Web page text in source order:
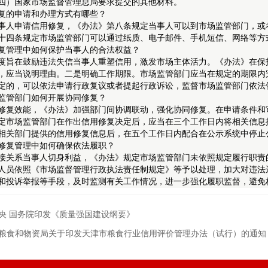
）国家市场监督管理总局要求提交的其他材料。
的申请和办理方式有哪些？
请信用修复，《办法》第八条规定当事人可以到市场监管部门，或
四条规定市场监管部门可以通过纸质、电子邮件、手机短信、网络等
管理中如何保护当事人的合法权益？
鼓励违法失信当事人重塑信用，激发市场主体活力。《办法》在保
应当说明理由。二是明确工作期限。市场监管部门应当在规定的期限
的，可以依法申请行政复议或者提起行政诉讼，监督市场监管部门依
管部门如何开展协同修复？
能，《办法》加强部门间协调联动，强化协同修复。在申请条件和
市场监管部门在作出信用修复决定后，应当在三个工作日内将相关信
关部门提供的信用修复信息后，在五个工作日内配合在公示系统中停
复管理中如何确保依法履职？
当事人切身利益，《办法》规定市场监管部门未依照规定履行职责
员依照《市场监督管理行政执法责任制规定》等予以处理，加大对违
投诉举报等手段，及时监测有关工作情况，进一步强化履职监督，避
国务院印发《质量强国建设纲要》
食和物资局关于印发天津市粮食行业信用评价管理办法（试行）的通知